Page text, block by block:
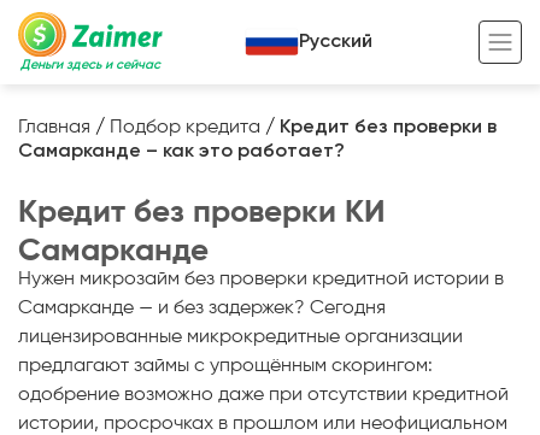
Деньги здесь и сейчас
Кредит под залог
Кредит под залог авто
Кредит под залог недвижимости
Кредит под залог спецтехники
Кредит онлайн
Кредит для предпринимателей
Жизненный цикл вашего кредита
Полезные статьи
Кредитный калькулятор
Русский
Главная / Подбор кредита / Кредит без проверки в
Самарканде – как это работает?
Кредит без проверки КИ
Самарканде
Нужен микрозайм без проверки кредитной истории в
Самарканде — и без задержек? Сегодня
лицензированные микрокредитные организации
предлагают займы с упрощённым скорингом:
одобрение возможно даже при отсутствии кредитной
истории, просрочках в прошлом или неофициальном